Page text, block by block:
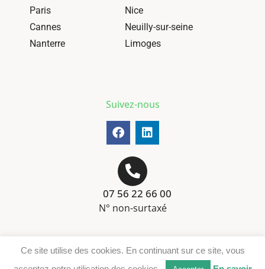
Paris
Nice
Cannes
Neuilly-sur-seine
Nanterre
Limoges
Suivez-nous
07 56 22 66 00
N° non-surtaxé
Ce site utilise des cookies. En continuant sur ce site, vous